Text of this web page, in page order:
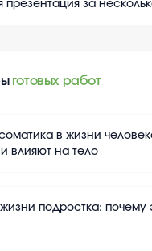
презентация за
готовых работ
в жизни
влияют на тело
подростка: почему